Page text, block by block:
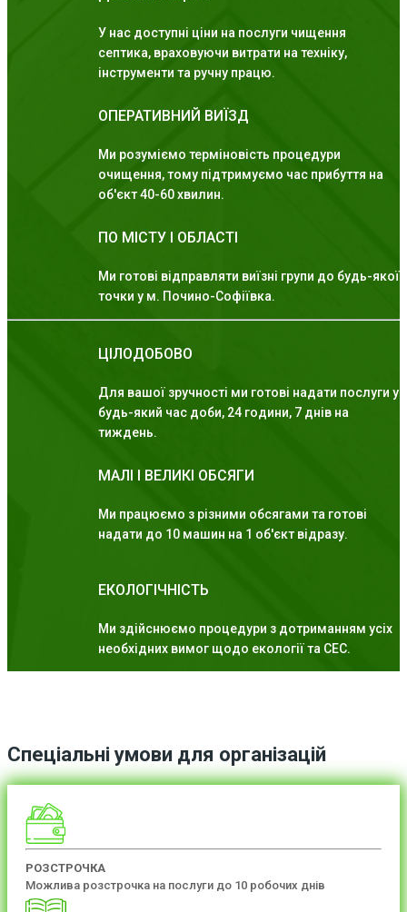
У нас доступні ціни на послуги чищення
септика, враховуючи витрати на техніку,
інструменти та ручну працю.
ОПЕРАТИВНИЙ ВИЇЗД
Ми розуміємо терміновість процедури
очищення, тому підтримуємо час прибуття на
об'єкт 40-60 хвилин.
ПО МІСТУ І ОБЛАСТІ
Ми готові відправляти виїзні групи до будь-якої
точки у м. Почино-Софіївка.
ЦІЛОДОБОВО
Для вашої зручності ми готові надати послуги у
будь-який час доби, 24 години, 7 днів на
тиждень.
МАЛІ І ВЕЛИКІ ОБСЯГИ
Ми працюємо з різними обсягами та готові
надати до 10 машин на 1 об'єкт відразу.
ЕКОЛОГІЧНІСТЬ
Ми здійснюємо процедури з дотриманням усіх
необхідних вимог щодо екології та СЕС.
Спеціальні умови для організацій
РОЗСТРОЧКА
Можлива розстрочка на послуги до 10 робочих днів